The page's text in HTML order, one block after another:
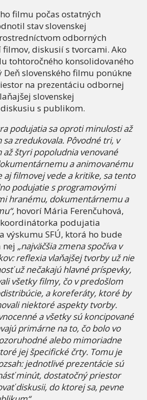
filmu počas ostatných
stav slovenskej
odborných
diskusií s tvorcami. Ako
tohtoročného konsolidovaného
slovenského filmu ponúkne
na prezentáciu odbornej
slovenskej
s publikom.
podujatia sa oproti minulosti až
zredukovala. Pôvodné tri, v
štyri popoludnia venované
a animovanému
aj filmovej vede a kritike, sa tento
podujatie s programovými
hranému, dokumentárnemu a
hovorí Mária Ferenčuhová,
podujatia
výskumu SFÚ, ktorá ho bude
nej „najväčšia zmena spočíva v
reflexia vlaňajšej tvorby už nie
už nečakajú hlavné príspevky,
všetky filmy, čo v predošlom
a koreferáty, ktoré by
niektoré aspekty tvorby.
a všetky sú koncipované
primárne na to, čo bolo vo
alebo mimoriadne
jej špecifické črty. Tomu je
jednotlivé prezentácie sú
minút, dostatočný priestor
diskusii, do ktorej sa, pevne